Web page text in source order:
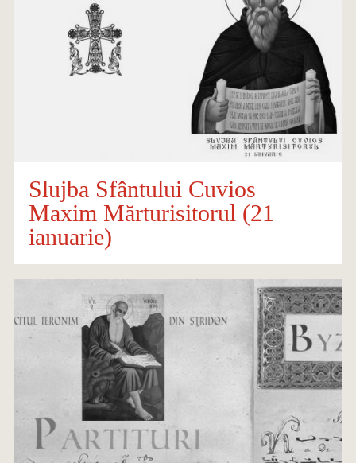
Slujba Sfântului Cuvios
Maxim Mărturisitorul (21
ianuarie)